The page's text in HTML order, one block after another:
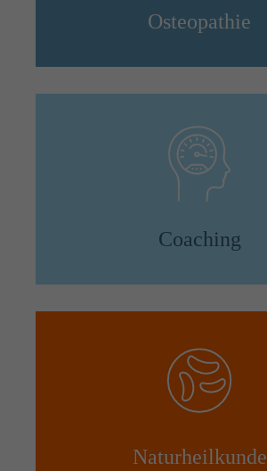
Osteopathie
Coaching
Naturheilkunde